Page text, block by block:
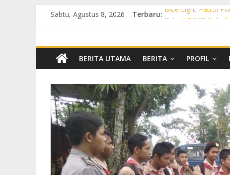
Sabtu, Agustus 8, 2026 Terbaru: Blue Light Patrol
Patroli Blue Light
Blue Light Patrol
BERITA UTAMA BERITA PROFIL